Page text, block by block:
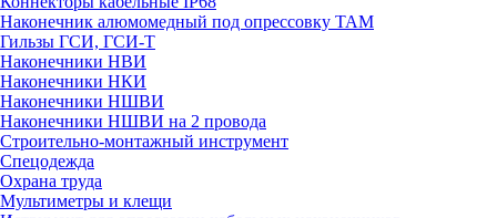
Наконечник алюмомедный под опрессовку ТАМ
Гильзы ГСИ, ГСИ-Т
Наконечники НВИ
Наконечники НКИ
Наконечники НШВИ
Наконечники НШВИ на 2 провода
Строительно-монтажный инструмент
Спецодежда
Охрана труда
Мультиметры и клещи